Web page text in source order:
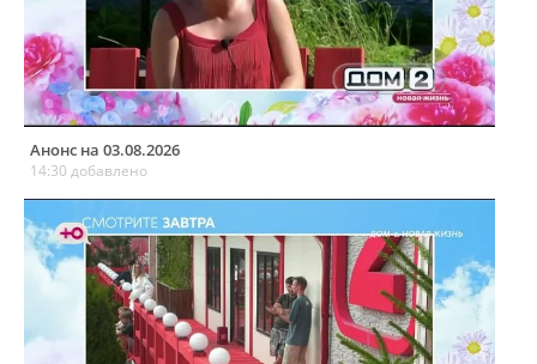
Анонс на 03.08.2026
14:30 добавлено